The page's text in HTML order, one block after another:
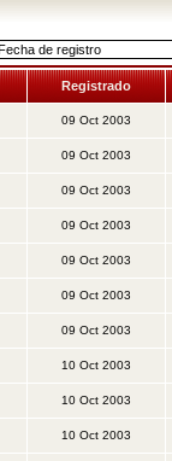
Registrado
09 Oct 2003
09 Oct 2003
09 Oct 2003
09 Oct 2003
09 Oct 2003
09 Oct 2003
09 Oct 2003
10 Oct 2003
10 Oct 2003
10 Oct 2003